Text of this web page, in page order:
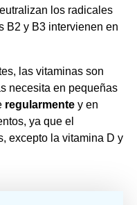
los radicales
B2 y B3 intervienen en
las vitaminas son
necesita en pequeñas
regularmente y en
ya que el
excepto la vitamina D y